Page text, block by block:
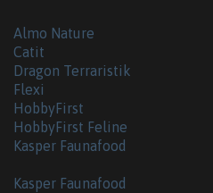
Almo Nature
Catit
Dragon Terraristik
Flexi
HobbyFirst
HobbyFirst Feline
Kasper Faunafood
Kasper Faunafood